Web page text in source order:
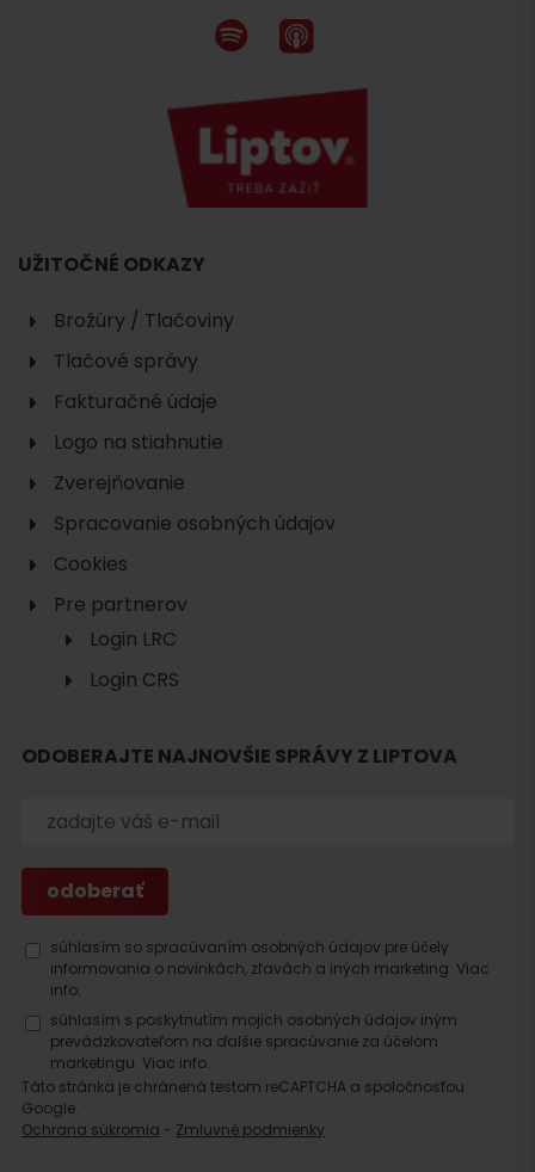
UŽITOČNÉ ODKAZY
Brožúry / Tlačoviny
Tlačové správy
Fakturačné údaje
Logo na stiahnutie
Zverejňovanie
Spracovanie osobných údajov
Cookies
Pre partnerov
Login LRC
Login CRS
ODOBERAJTE NAJNOVŠIE SPRÁVY Z LIPTOVA
súhlasím so spracúvaním osobných údajov pre účely
informovania o novinkách, zľavách a iných marketing. Viac
info.
súhlasím s poskytnutím mojich osobných údajov iným
prevádzkovateľom na ďalšie spracúvanie za účelom
marketingu. Viac info.
Táto stránka je chránená testom reCAPTCHA a spoločnosťou
Google.
Ochrana súkromia - Zmluvné podmienky